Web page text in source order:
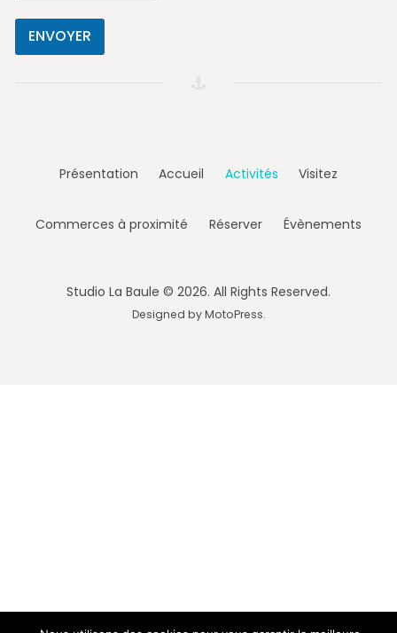
Présentation Accueil Activités Visitez
Commerces à proximité Réserver Évènements
Studio La Baule © 2026. All Rights Reserved.
Designed byMotoPress.